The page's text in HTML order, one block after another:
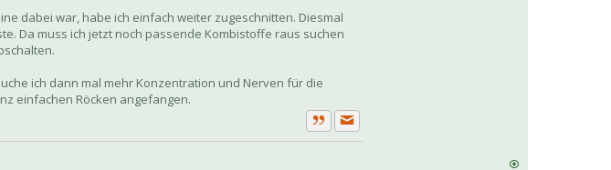
dabei war, habe ich einfach weiter zugeschnitten. Diesmal
Da muss ich jetzt noch passende Kombistoffe raus suchen
ich dann mal mehr Konzentration und Nerven für die
einfachen Röcken angefangen.
ZitatPrivate Nachricht senden